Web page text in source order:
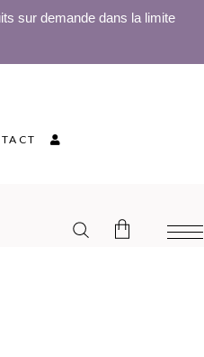
sur demande dans la limite